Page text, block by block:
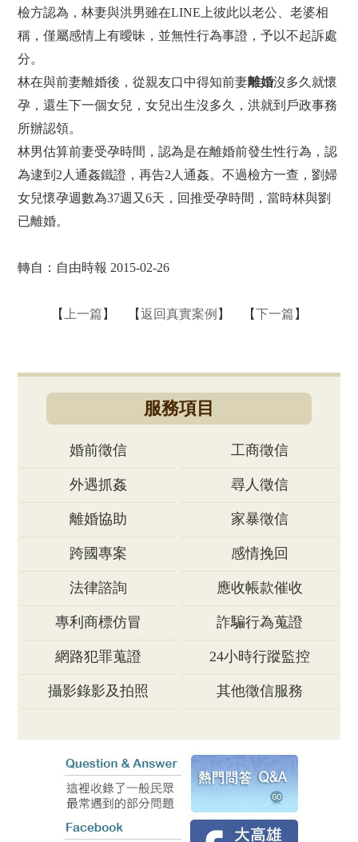
檢方認為，林妻與洪男雖在LINE上彼此以老公、老婆相
稱，僅屬感情上有曖昧，並無性行為事證，予以不起訴處
分。
林在與前妻離婚後，從親友口中得知前妻離婚沒多久就懷
孕，還生下一個女兒，女兒出生沒多久，洪就到戶政事務
所辦認領。
林男估算前妻受孕時間，認為是在離婚前發生性行為，認
為逮到2人通姦鐵證，再告2人通姦。不過檢方一查，劉婦
女兒懷孕週數為37週又6天，回推受孕時間，當時林與劉
已離婚。
轉自：自由時報 2015-02-26
【 上一篇 】 【返回真實案例 】 【下一篇 】
服務項目
婚前徵信 工商徵信
外遇抓姦 尋人徵信
離婚協助 家暴徵信
跨國專案 感情挽回
法律諮詢 應收帳款催收
專利商標仿冒 詐騙行為蒐證
網路犯罪蒐證 24小時行蹤監控
攝影錄影及拍照 其他徵信服務